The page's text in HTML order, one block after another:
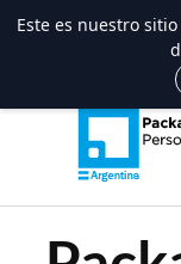
al
Este es nuestro